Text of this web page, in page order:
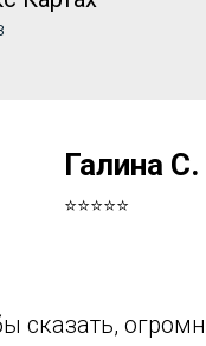
Галина С.
⭐⭐⭐⭐⭐
сказать,